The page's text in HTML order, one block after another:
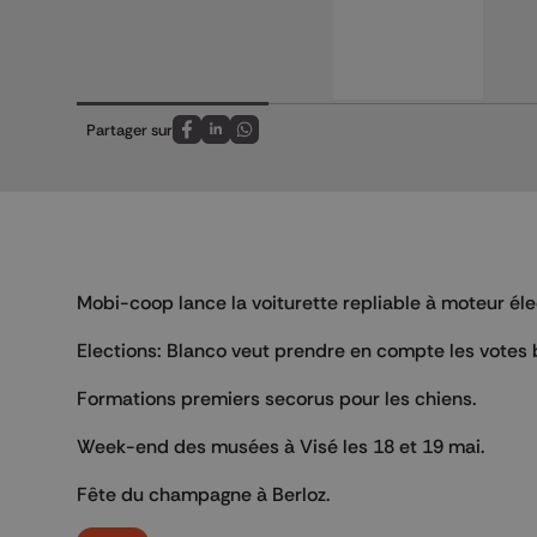
Partager sur
Partagez sur FaceBook
Partagez sur LinkedIn
Partagez sur Whatsapp
Mobi-coop lance la voiturette repliable à moteur
Elections: Blanco veut prendre en compte les votes
Formations premiers secorus pour les chiens.
Week-end des musées à Visé les 18 et 19 mai.
Fête du champagne à Berloz.